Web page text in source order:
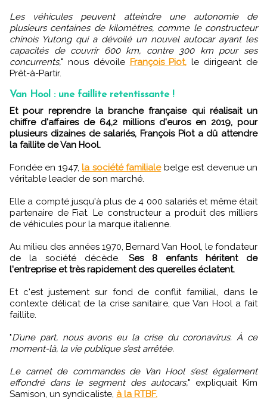
Les véhicules peuvent atteindre une autonomie de
plusieurs centaines de kilomètres, comme le constructeur
chinois Yutong qui a dévoilé un nouvel autocar ayant les
capacités de couvrir 600 km, contre 300 km pour ses
concurrents," nous dévoile François Piot, le dirigeant de
Prêt-à-Partir.
Van Hool : une faillite retentissante !
Et pour reprendre la branche française qui réalisait un
chiffre d'affaires de 64,2 millions d'euros en 2019, pour
plusieurs dizaines de salariés, François Piot a dû attendre
la faillite de Van Hool.
Fondée en 1947,la société familialebelge est devenue un
véritable leader de son marché.
Elle a compté jusqu'à plus de 4 000 salariés et même était
partenaire de Fiat. Le constructeur a produit des milliers
de véhicules pour la marque italienne.
Au milieu des années 1970, Bernard Van Hool, le fondateur
de la société décède. Ses 8 enfants héritent de
l'entreprise et très rapidement des querelles éclatent.
Et c'est justement sur fond de conflit familial, dans le
contexte délicat de la crise sanitaire, que Van Hool a fait
faillite.
"D’une part, nous avons eu la crise du coronavirus. À ce
moment-là, la vie publique s’est arrêtée.
Le carnet de commandes de Van Hool s’est également
effondré dans le segment des autocars," expliquait Kim
Samison, un syndicaliste, à la RTBF.